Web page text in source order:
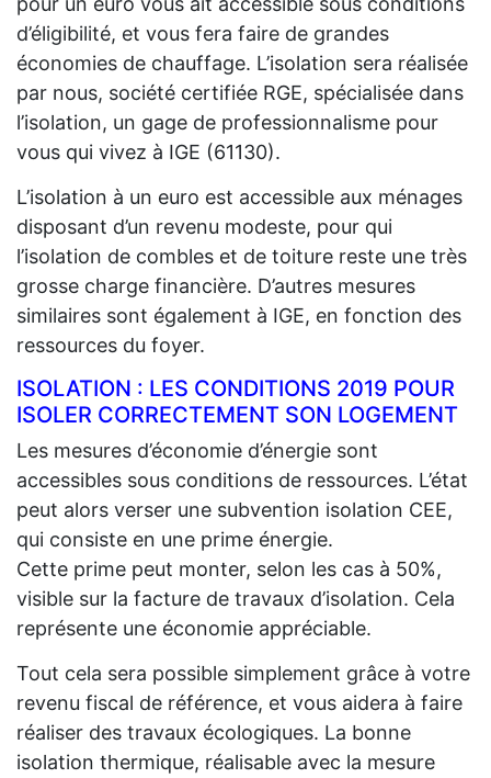
d’éligibilité, et vous fera faire de grandes
économies de chauffage. L’isolation sera réalisée
par nous, société certifiée RGE, spécialisée dans
l’isolation, un gage de professionnalisme pour
vous qui vivez à IGE (61130).
L’isolation à un euro est accessible aux ménages
disposant d’un revenu modeste, pour qui
l’isolation de combles et de toiture reste une très
grosse charge financière. D’autres mesures
similaires sont également à IGE, en fonction des
ressources du foyer.
ISOLATION : LES CONDITIONS 2019 POUR
ISOLER CORRECTEMENT SON LOGEMENT
Les mesures d’économie d’énergie sont
accessibles sous conditions de ressources. L’état
peut alors verser une subvention isolation CEE,
qui consiste en une prime énergie.
Cette prime peut monter, selon les cas à 50%,
visible sur la facture de travaux d’isolation. Cela
représente une économie appréciable.
Tout cela sera possible simplement grâce à votre
revenu fiscal de référence, et vous aidera à faire
réaliser des travaux écologiques. La bonne
isolation thermique, réalisable avec la mesure